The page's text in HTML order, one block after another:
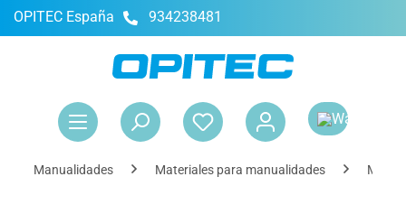
principal
OPITEC España 934238481
Manualidades Materiales para manualidades